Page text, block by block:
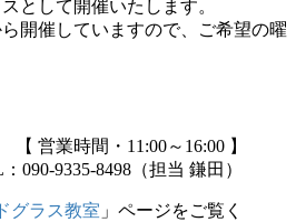
として開催いたします。
開催していますので、ご希望の曜
営業時間・11:00～16:00 】
090-9335-8498（担当 鎌田）
グラス教室 」ページをご覧く